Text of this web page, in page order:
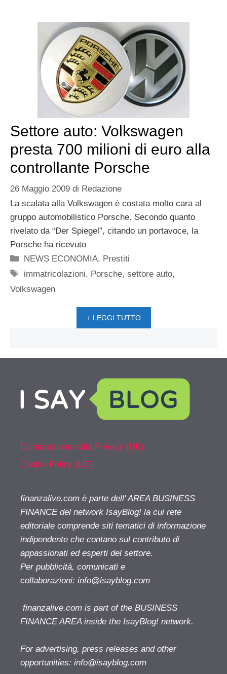
Settore auto: Volkswagen
presta 700 milioni di euro alla
controllante Porsche
26 Maggio 2009 di Redazione
La scalata alla Volkswagen è costata molto cara al
gruppo automobilistico Porsche. Secondo quanto
rivelato da “Der Spiegel”, citando un portavoce, la
Porsche ha ricevuto
Categorie
NEWS ECONOMIA, Prestiti
Tag
immatricolazioni, Porsche,settore auto,
Volkswagen
+ LEGGI TUTTO
Dichiarazione sulla Privacy (UE)
Cookie Policy (UE)
finanzalive.com è parte dell' AREA BUSINESS
FINANCE del network IsayBlog! la cui rete
editoriale comprende siti tematici di informazione
indipendente che contano sul contributo di
appassionati ed esperti del settore.
Per pubblicità, comunicati e
collaborazioni: info@isayblog.com
finanzalive.com is part of the BUSINESS
FINANCE AREA inside the IsayBlog! network.
For advertising, press releases and other
opportunities: info@isayblog.com